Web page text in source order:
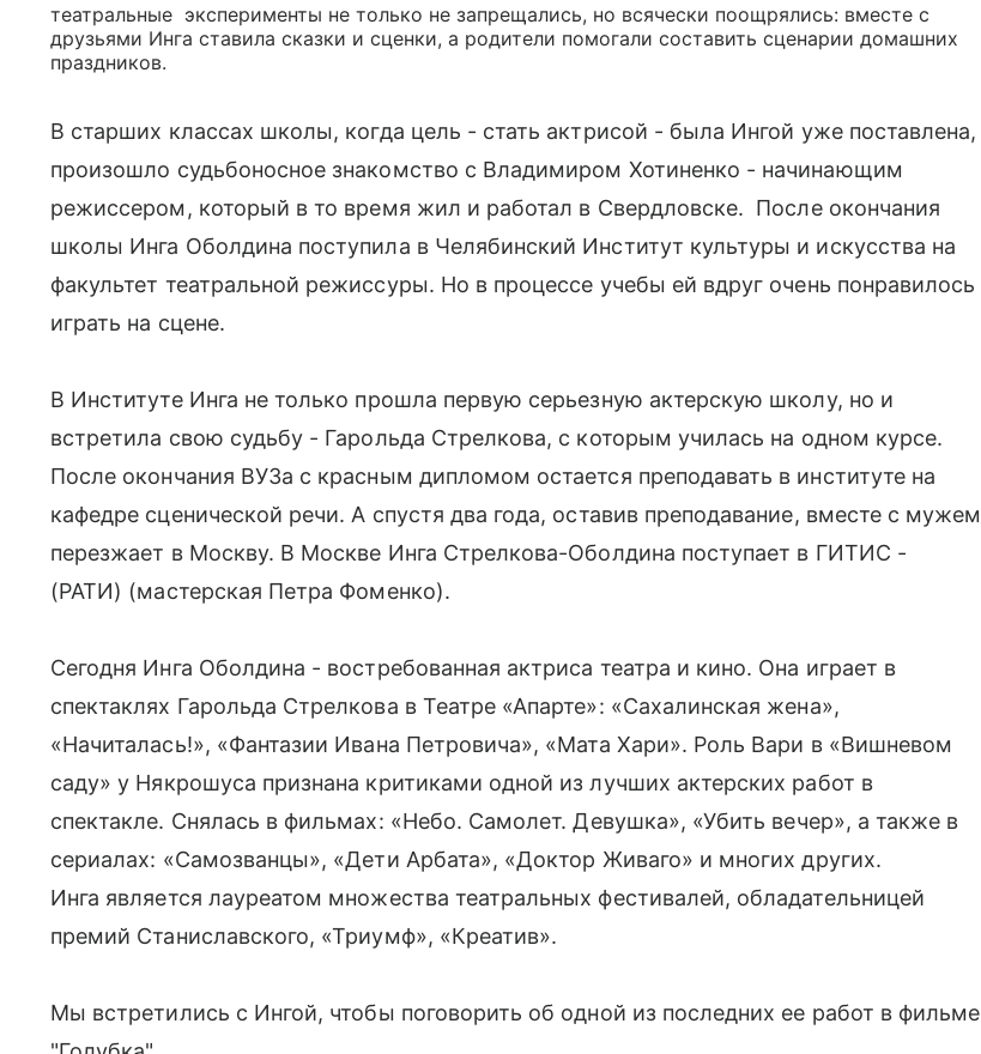
театральные эксперименты не только не запрещались, но всячески поощрялись: вместе с
друзьями Инга ставила сказки и сценки, а родители помогали составить сценарии домашних
праздников.
В старших классах школы, когда цель - стать актрисой - была Ингой уже поставлена,
произошло судьбоносное знакомство с Владимиром Хотиненко - начинающим
режиссером, который в то время жил и работал в Свердловске. После окончания
школы Инга Оболдина поступила в Челябинский Институт культуры и искусства на
факультет театральной режиссуры. Но в процессе учебы ей вдруг очень понравилось
играть на сцене.
В Институте Инга не только прошла первую серьезную актерскую школу, но и
встретила свою судьбу - Гарольда Стрелкова, с которым училась на одном курсе.
После окончания ВУЗа с красным дипломом остается преподавать в институте на
кафедре сценической речи. А спустя два года, оставив преподавание, вместе с мужем
перезжает в Москву. В Москве Инга Стрелкова-Оболдина поступает в ГИТИС -
(РАТИ) (мастерская Петра Фоменко).
Сегодня Инга Оболдина - востребованная актриса театра и кино. Она играет в
спектаклях Гарольда Стрелкова в Театре «Апарте»: «Сахалинская жена»,
«Начиталась!», «Фантазии Ивана Петровича», «Мата Хари». Роль Вари в «Вишневом
саду» у Някрошуса признана критиками одной из лучших актерских работ в
спектакле. Снялась в фильмах: «Небо. Самолет. Девушка», «Убить вечер», а также в
сериалах: «Самозванцы», «Дети Арбата», «Доктор Живаго» и многих других.
Инга является лауреатом множества театральных фестивалей, обладательницей
премий Станиславского, «Триумф», «Креатив».
Мы встретились с Ингой, чтобы поговорить об одной из последних ее работ в фильме